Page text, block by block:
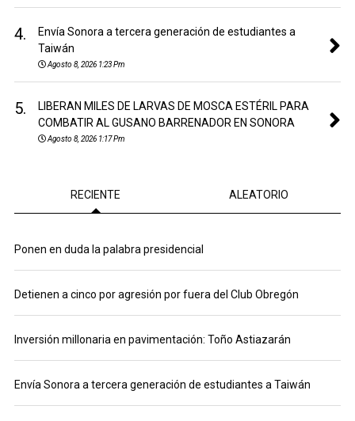
4.
Envía Sonora a tercera generación de estudiantes a
Taiwán
Agosto 8, 2026 1:23 Pm
5.
LIBERAN MILES DE LARVAS DE MOSCA ESTÉRIL PARA
COMBATIR AL GUSANO BARRENADOR EN SONORA
Agosto 8, 2026 1:17 Pm
RECIENTE ALEATORIO
Ponen en duda la palabra presidencial
Detienen a cinco por agresión por fuera del Club Obregón
Inversión millonaria en pavimentación: Toño Astiazarán
Envía Sonora a tercera generación de estudiantes a Taiwán